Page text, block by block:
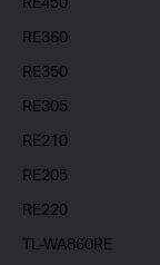
RE360
RE350
RE305
RE210
RE205
RE220
TL-WA860RE